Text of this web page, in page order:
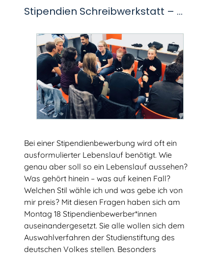
Talentscouting
Eindrücke
Testimonials & Talentstories
Stipendien Schreibwerkstatt – Der erste Schritt
Bei einer Stipendienbewerbung wird oft ein
ausformulierter Lebenslauf benötigt. Wie
genau aber soll so ein Lebenslauf aussehen?
Was gehört hinein – was auf keinen Fall?
Welchen Stil wähle ich und was gebe ich von
mir preis? Mit diesen Fragen haben sich am
Montag 18 Stipendienbewerber*innen
auseinandergesetzt. Sie alle wollen sich dem
Auswahlverfahren der Studienstiftung des
deutschen Volkes stellen. Besonders